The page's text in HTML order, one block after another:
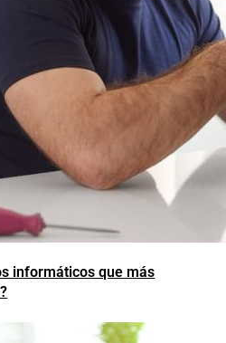
informáticos que más